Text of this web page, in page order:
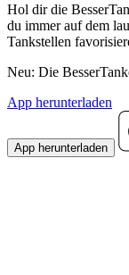
Hol dir die
du immer auf dem
Tankstellen
Neu: Die
App herunterladen
App herunterladen